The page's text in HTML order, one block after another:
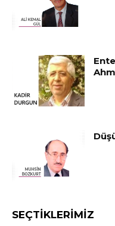
SEÇTIKLERIMIZ